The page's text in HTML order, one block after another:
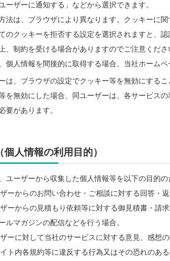
ーザーに通知する」などから選択できます。
法は、ブラウザにより異なります。クッキーに
のクッキーを拒否する設定を選択されますと、
、制約を受ける場合がありますのでご注意くださ
個人情報を間接的に取得する場合、当社ホーム
は、ブラウザの設定でクッキー等を無効にする
を無効にした場合、同ユーザーは、各サービス
要があります。
個人情報の利用目的）
ユーザーから収集した個人情報等を以下の目的の
ーからのお問い合わせ・ご相談に対する回答・返
ーからの見積もり依頼等に対する御見積書・請
ルマガジンの配信などを行う場合。
ーに対して当社のサービスに対する意見、感想の
ト内各規約等に違反する行為又はその恐れのあ